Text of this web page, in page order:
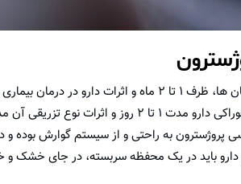
شروع درمان با دارو، ظاهر شده و اثرات نوع خوراکی
به راحتی و از سیستم گوارش بوده و
باید در یک محفظه سربسته، در جای خشک و